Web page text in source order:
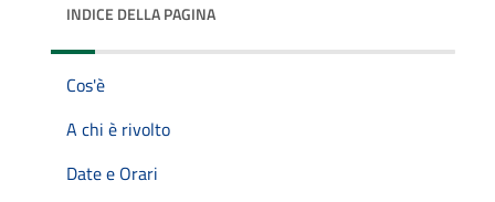
INDICE DELLA PAGINA
Cos'è
A chi è rivolto
Date e Orari